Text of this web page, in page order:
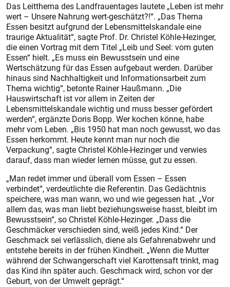
Das Leitthema des Landfrauentages lautete „Leben ist mehr
wert – Unsere Nahrung wert-geschätzt?!“. „Das Thema
Essen besitzt aufgrund der Lebensmittelskandale eine
traurige Aktualität“, sagte Prof. Dr. Christel Köhle-Hezinger,
die einen Vortrag mit dem Titel „Leib und Seel: vom guten
Essen“ hielt. „Es muss ein Bewusstsein und eine
Wertschätzung für das Essen aufgebaut werden. Darüber
hinaus sind Nachhaltigkeit und Informationsarbeit zum
Thema wichtig“, betonte Rainer Haußmann. „Die
Hauswirtschaft ist vor allem in Zeiten der
Lebensmittelskandale wichtig und muss besser gefördert
werden“, ergänzte Doris Bopp. Wer kochen könne, habe
mehr vom Leben. „Bis 1950 hat man noch gewusst, wo das
Essen herkommt. Heute kennt man nur noch die
Verpackung“, sagte Christel Köhle-Hezinger und verwies
darauf, dass man wieder lernen müsse, gut zu essen.
„Man redet immer und überall vom Essen – Essen
verbindet“, verdeutlichte die Referentin. Das Gedächtnis
speichere, was man wann, wo und wie gegessen hat. „Vor
allem das, was man liebt beziehungsweise hasst, bleibt im
Bewusstsein“, so Christel Köhle-Hezinger. „Dass die
Geschmäcker verschieden sind, weiß jedes Kind.“ Der
Geschmack sei verlässlich, diene als Gefahrenabwehr und
entstehe bereits in der frühen Kindheit. „Wenn die Mutter
während der Schwangerschaft viel Karottensaft trinkt, mag
das Kind ihn später auch. Geschmack wird, schon vor der
Geburt, von der Umwelt geprägt.“